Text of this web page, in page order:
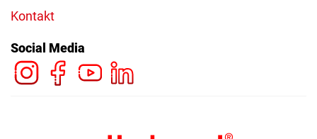
Kontakt
Social Media